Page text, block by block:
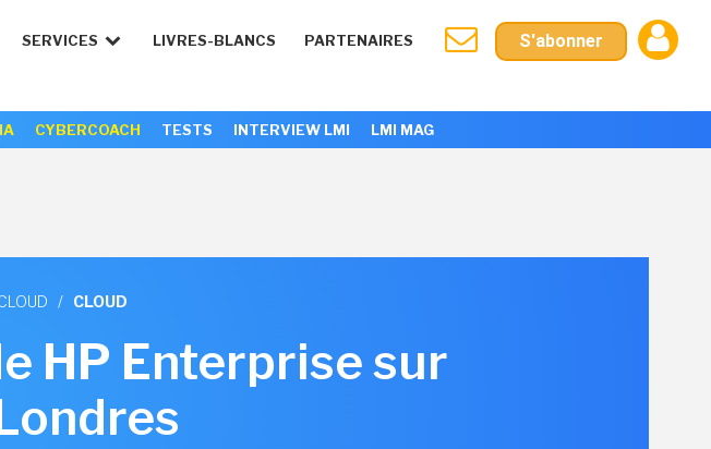
SERVICES LIVRES-BLANCS PARTENAIRES S'abonner
CYBERCOACH TESTS INTERVIEW LMI LMI MAG
/ CLOUD
HP Enterprise sur